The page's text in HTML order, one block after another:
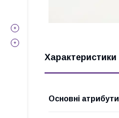
Характеристики
Основні атрибути